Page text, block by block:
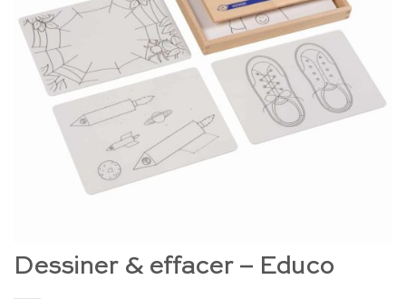
Dessiner & effacer – Educo